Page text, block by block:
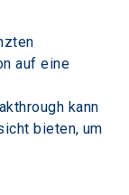
auf eine
kann
bieten, um